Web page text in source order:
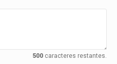
500caracteres restantes.